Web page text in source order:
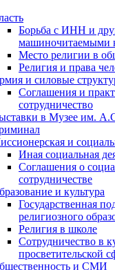
Борьба с ИНН и
машиночитаемыми
Место религии в
Религия и права
и силовые
Соглашения и
сотрудничество
в Музее им.
и
Иная социальная
Соглашения о
сотрудничестве
и культура
Государственная
религиозного
Религия в школе
Сотрудничество в
просветительской
и СМИ